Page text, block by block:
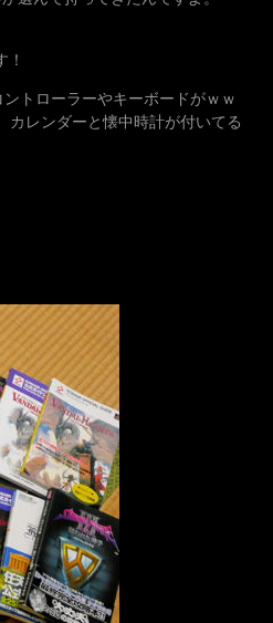
トローラーやキーボードがｗｗ
カレンダーと懐中時計が付いてる